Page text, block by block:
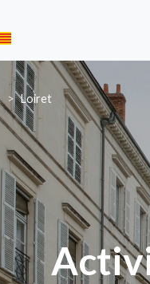
Loiret